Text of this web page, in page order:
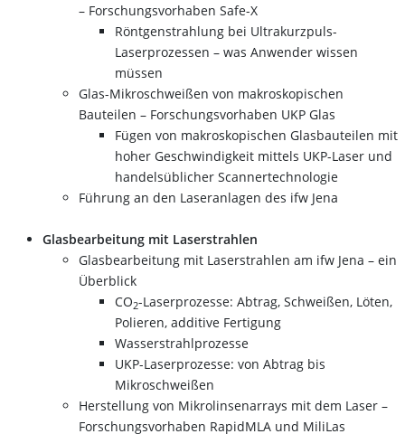
– Forschungsvorhaben Safe-X
Röntgenstrahlung bei Ultrakurzpuls-
Laserprozessen – was Anwender wissen
müssen
Glas-Mikroschweißen von makroskopischen
Bauteilen – Forschungsvorhaben UKP Glas
Fügen von makroskopischen Glasbauteilen mit
hoher Geschwindigkeit mittels UKP-Laser und
handelsüblicher Scannertechnologie
Führung an den Laseranlagen des ifw Jena
Glasbearbeitung mit Laserstrahlen
Glasbearbeitung mit Laserstrahlen am ifw Jena – ein
Überblick
CO2-Laserprozesse: Abtrag, Schweißen, Löten,
Polieren, additive Fertigung
Wasserstrahlprozesse
UKP-Laserprozesse: von Abtrag bis
Mikroschweißen
Herstellung von Mikrolinsenarrays mit dem Laser –
Forschungsvorhaben RapidMLA und MiliLas